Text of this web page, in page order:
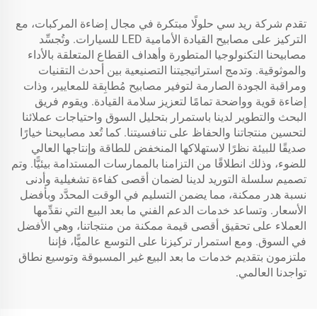
تقدم شركة ريد سي حلولًا مبتكرة في مجال إضاءة المركبات، مع
التركيز على مصابيح القيادة الأمامية LED للسيارات. وتُجسِّد
مصابيحنا التكنولوجيا المتطورة وأهداف القطاع المتعلقة بالأداء
والموثوقية. وتدمج استراتيجيتنا التصنيعية بين أحدث التقنيات
ومراقبة الجودة الصارمة لتوفير مصابيح مُطابِقة للمعايير، وذات
إضاءة قوية وواضحة تمامًا لتعزيز سلامة القيادة. ويقوم فريق
البحث والتطوير لدينا باستمرار بتحليل السوق واحتياجات عملائنا
لتحسين منتجاتنا والحفاظ على تنافسيتنا. كما تُعد مصابيحنا خيارًا
صديقًا للبيئة نظرًا لاستهلاكها المنخفض للطاقة وإنتاجها العالي
للضوء، وذلك انطلاقًا من التزامنا بالممارسات المستدامة بيئيًّا. وتم
تصميم سلسلة التوريد لدينا لضمان أقصى كفاءة تشغيلية وأدنى
نسبة هدر ممكنة، مما يضمن التسليم في الوقت المحدَّد وبأفضل
الأسعار. وتساعد خدمات الدعم الفني ما بعد البيع التي نقدِّمها
العملاء على تحقيق أقصى قيمة ممكنة من منتجاتنا، وهي الأفضل
في السوق. ومع استمرار تركيزنا على التوسع عالميًّا، فإننا
ملتزمون بتقديم خدمات ما بعد البيع غير المسبوقة وتوسيع نطاق
تواجدنا العالمي.